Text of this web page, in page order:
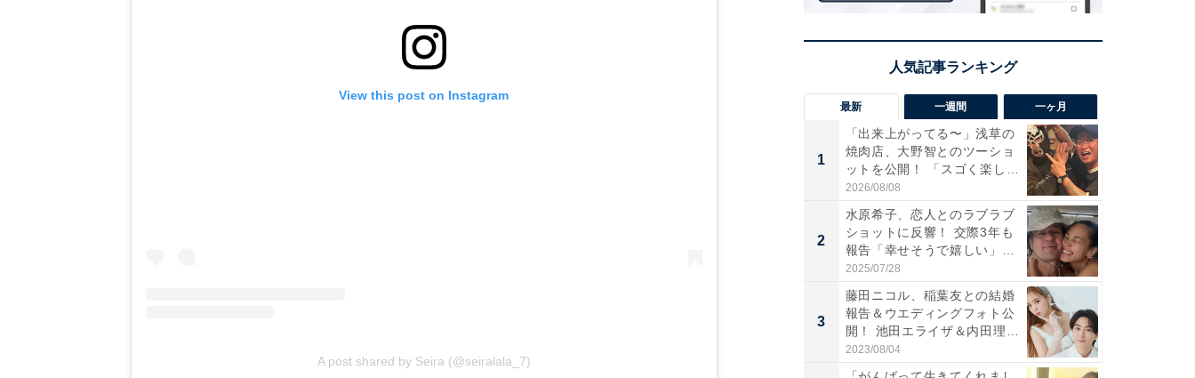
View this post on Instagram
A post shared by Seira (@seiralala_7)
最新 一週間 一ヶ月
1
「出来上がってる〜」浅草の
焼肉店、大野智とのツーショ
ットを公開！ 「スゴく楽し
そ...
2026/08/08
2
水原希子、恋人とのラブラブ
ショットに反響！ 交際3年も
報告「幸せそうで嬉しい」
「...
2025/07/28
3
藤田ニコル、稲葉友との結婚
報告＆ウエディングフォト公
開！ 池田エライザ＆内田理
央...
2023/08/04